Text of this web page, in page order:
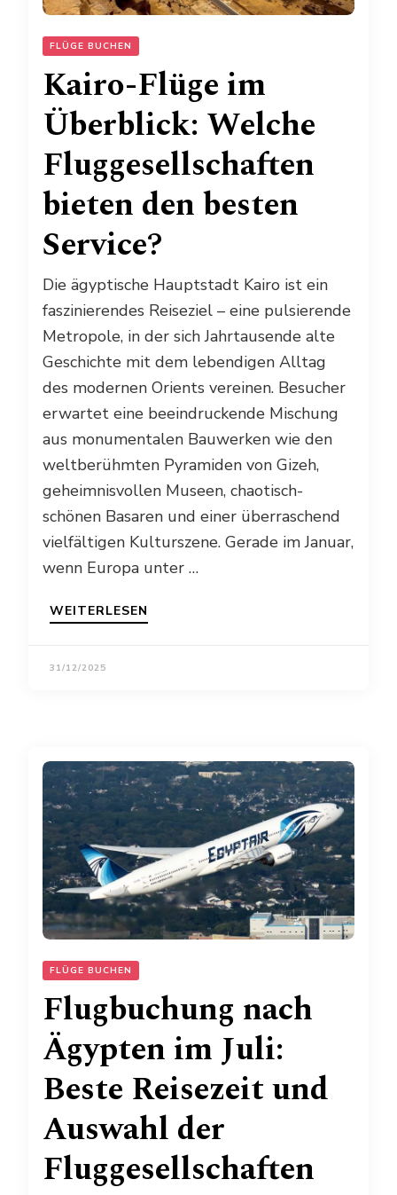
FLÜGE BUCHEN
Kairo-Flüge im
Überblick: Welche
Fluggesellschaften
bieten den besten
Service?
Die ägyptische Hauptstadt Kairo ist ein
faszinierendes Reiseziel – eine pulsierende
Metropole, in der sich Jahrtausende alte
Geschichte mit dem lebendigen Alltag
des modernen Orients vereinen. Besucher
erwartet eine beeindruckende Mischung
aus monumentalen Bauwerken wie den
weltberühmten Pyramiden von Gizeh,
geheimnisvollen Museen, chaotisch-
schönen Basaren und einer überraschend
vielfältigen Kulturszene. Gerade im Januar,
wenn Europa unter …
WEITERLESEN
31/12/2025
FLÜGE BUCHEN
Flugbuchung nach
Ägypten im Juli:
Beste Reisezeit und
Auswahl der
Fluggesellschaften